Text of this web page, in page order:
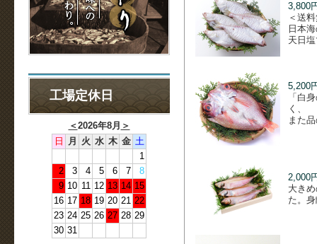
工場定休日
＜2026年8月 ＞
日
月 火 水 木 金 土
1
2
3 4 5 6 7
8
9 10 11 12 13 14 15
16 17 18 19 20 21 22
23 24 25 26 27 28 29
30 31
3,800
＜送
日本
天日
5,200
「白
く、
また
2,000
大き
た。